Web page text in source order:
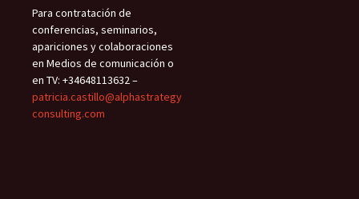
Para contratación de
conferencias, seminarios,
apariciones y colaboraciones
en Medios de comunicación o
en TV: +34648113632 –
patricia.castillo@alphastrategy
consulting.com